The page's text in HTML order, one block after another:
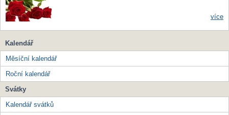
více
Kalendář
Měsíční kalendář
Roční kalendář
Svátky
Kalendář svátků